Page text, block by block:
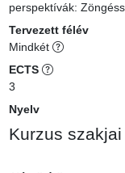
perspektívák:
Tervezett félév
Mindkét
ECTS
3
Nyelv
Kurzus szakjai